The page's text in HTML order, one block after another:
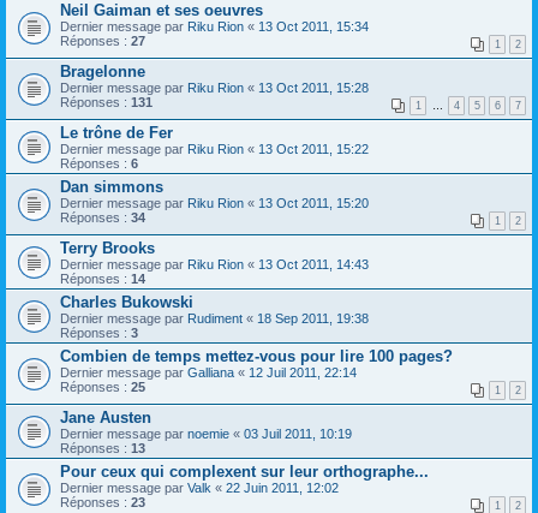
Neil Gaiman et ses oeuvres
Dernier message par Riku Rion « 13 Oct 2011, 15:34
Réponses : 27 1 2
Bragelonne
Dernier message par Riku Rion « 13 Oct 2011, 15:28
Réponses : 131 1 … 4 5 6 7
Le trône de Fer
Dernier message par Riku Rion « 13 Oct 2011, 15:22
Réponses : 6
Dan simmons
Dernier message par Riku Rion « 13 Oct 2011, 15:20
Réponses : 34 1 2
Terry Brooks
Dernier message par Riku Rion « 13 Oct 2011, 14:43
Réponses : 14
Charles Bukowski
Dernier message par Rudiment « 18 Sep 2011, 19:38
Réponses : 3
Combien de temps mettez-vous pour lire 100 pages?
Dernier message par Galliana « 12 Juil 2011, 22:14
Réponses : 25 1 2
Jane Austen
Dernier message par noemie « 03 Juil 2011, 10:19
Réponses : 13
Pour ceux qui complexent sur leur orthographe...
Dernier message par Valk « 22 Juin 2011, 12:02
Réponses : 23 1 2